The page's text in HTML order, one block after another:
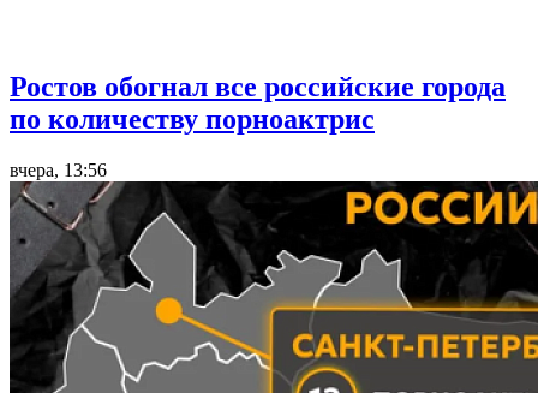
Ростов обогнал все российские города
по количеству порноактрис
вчера, 13:56